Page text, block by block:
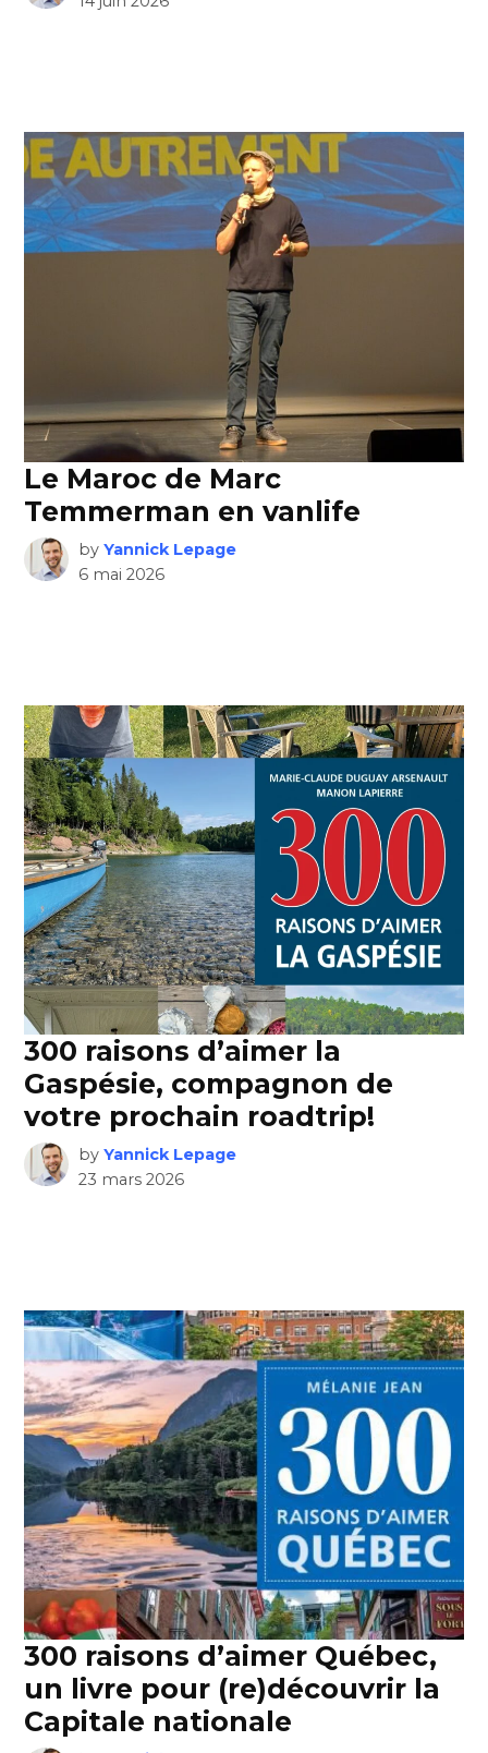
Le Maroc de Marc
Temmerman en vanlife
by Yannick Lepage
6 mai 2026
300 raisons d’aimer la
Gaspésie, compagnon de
votre prochain roadtrip!
by Yannick Lepage
23 mars 2026
300 raisons d’aimer Québec,
un livre pour (re)découvrir la
Capitale nationale